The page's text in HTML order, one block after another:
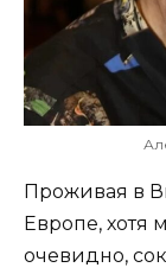
Проживая в
Европе, хотя
очевидно,